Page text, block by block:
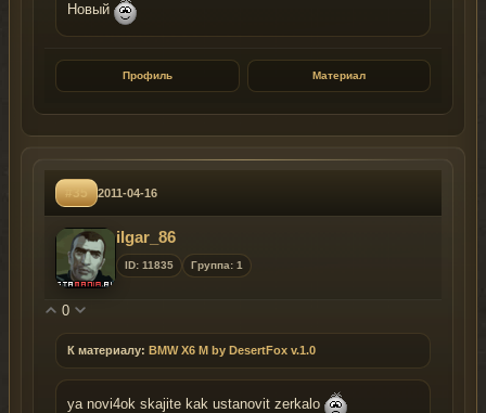
Новый
Профиль Материал
#35 2011-04-16
ilgar_86
ID: 11835 Группа: 1
0
К материалу: BMW X6 M by DesertFox v.1.0
ya novi4ok skajite kak ustanovit zerkalo